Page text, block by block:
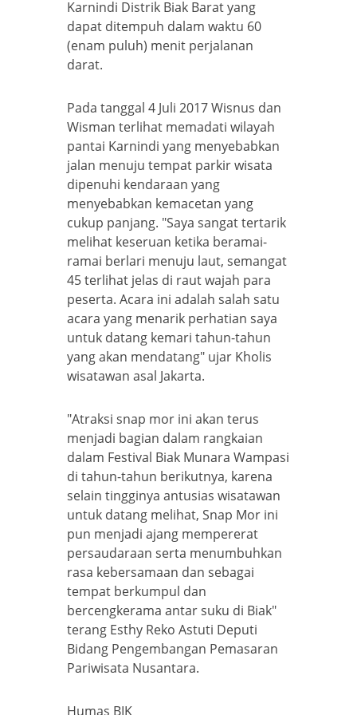
Karnindi Distrik Biak Barat yang
dapat ditempuh dalam waktu 60
(enam puluh) menit perjalanan
darat.
Pada tanggal 4 Juli 2017 Wisnus dan
Wisman terlihat memadati wilayah
pantai Karnindi yang menyebabkan
jalan menuju tempat parkir wisata
dipenuhi kendaraan yang
menyebabkan kemacetan yang
cukup panjang. "Saya sangat tertarik
melihat keseruan ketika beramai-
ramai berlari menuju laut, semangat
45 terlihat jelas di raut wajah para
peserta. Acara ini adalah salah satu
acara yang menarik perhatian saya
untuk datang kemari tahun-tahun
yang akan mendatang" ujar Kholis
wisatawan asal Jakarta.
"Atraksi snap mor ini akan terus
menjadi bagian dalam rangkaian
dalam Festival Biak Munara Wampasi
di tahun-tahun berikutnya, karena
selain tingginya antusias wisatawan
untuk datang melihat, Snap Mor ini
pun menjadi ajang mempererat
persaudaraan serta menumbuhkan
rasa kebersamaan dan sebagai
tempat berkumpul dan
bercengkerama antar suku di Biak"
terang Esthy Reko Astuti Deputi
Bidang Pengembangan Pemasaran
Pariwisata Nusantara.
Humas BIK